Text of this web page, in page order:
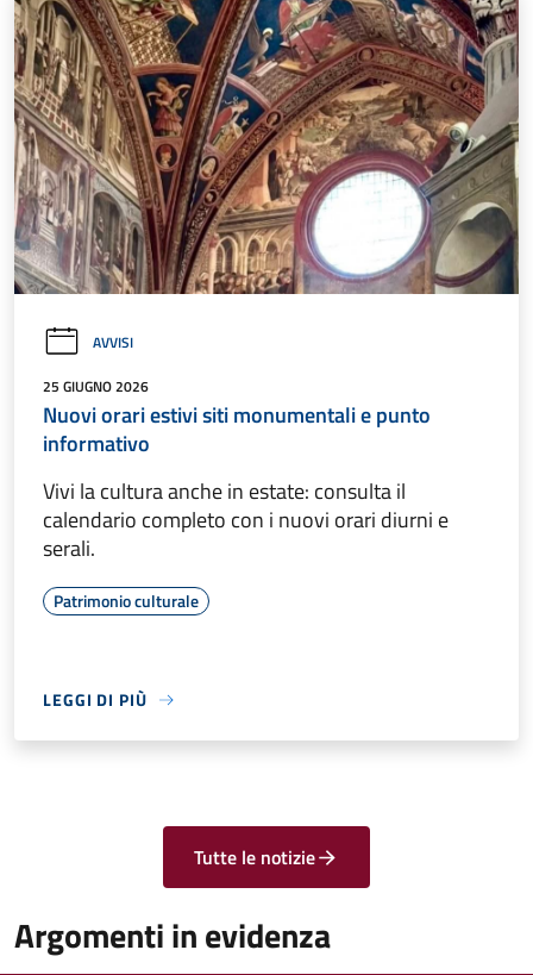
AVVISI
25 GIUGNO 2026
Nuovi orari estivi siti monumentali e punto
informativo
Vivi la cultura anche in estate: consulta il
calendario completo con i nuovi orari diurni e
serali.
Patrimonio culturale
LEGGI DI PIÙ
Tutte le notizie
Argomenti in evidenza